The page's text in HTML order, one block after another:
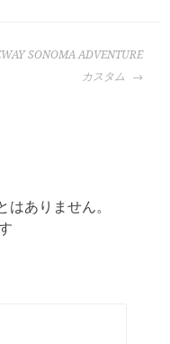
SONOMA ADVENTURE
カスタム
ありません。